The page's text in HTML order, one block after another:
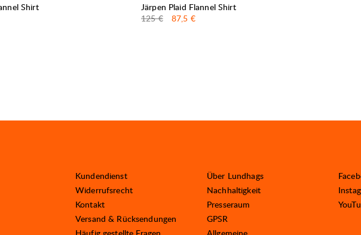
Shirt
VERKAUF :
Järpen Plaid Flannel Shirt
Originalpreis:
125 € Verkaufspreis
87,5 €
Kundendienst
Widerrufsrecht
Kontakt
Versand & Rücksendungen
Über Lundhags
Nachhaltigkeit
Presseraum
GPSR